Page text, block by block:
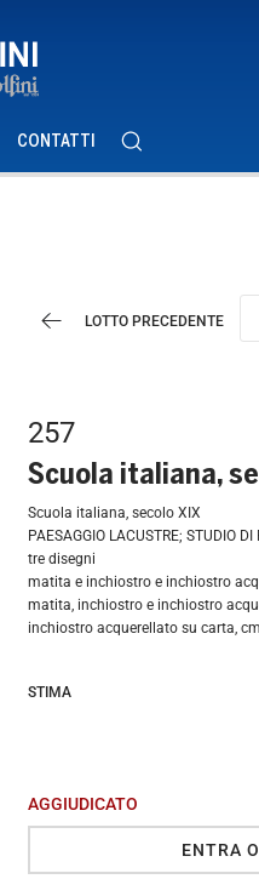
CONTATTI
LOTTO PRECEDENTE
257
Scuola italiana,
Scuola italiana, secolo XIX
PAESAGGIO LACUSTRE; STUDIO
tre disegni
matita e inchiostro e inchiostro
matita, inchiostro e inchiostro
inchiostro acquerellato su carta,
STIMA
AGGIUDICATO
ENTRA